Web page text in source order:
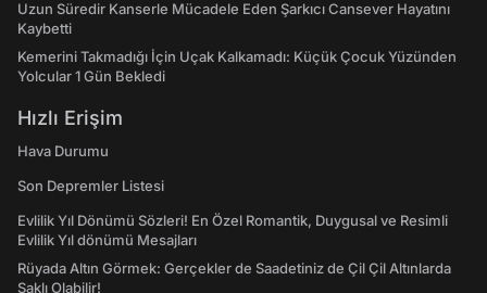
Uzun Süredir Kanserle Mücadele Eden Şarkıcı Cansever Hayatını
Kaybetti
Kemerini Takmadığı İçin Uçak Kalkamadı: Küçük Çocuk Yüzünden
Yolcular 1 Gün Bekledi
Hızlı Erişim
Hava Durumu
Son Depremler Listesi
Evlilik Yıl Dönümü Sözleri! En Özel Romantik, Duygusal ve Resimli
Evlilik Yıl dönümü Mesajları
Rüyada Altın Görmek: Gerçekler de Saadetiniz de Çil Çil Altınlarda
Saklı Olabilir!